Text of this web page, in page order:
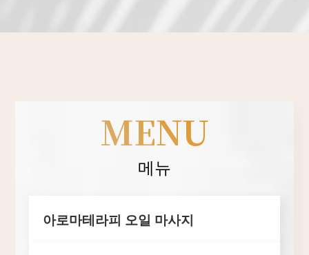
MENU
메뉴
아로마테라피 오일 마사지